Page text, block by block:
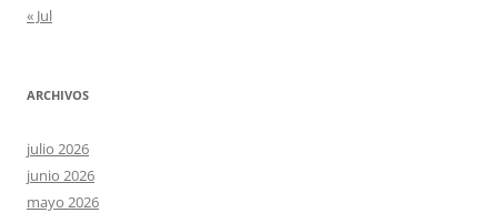
« Jul
ARCHIVOS
julio 2026
junio 2026
mayo 2026